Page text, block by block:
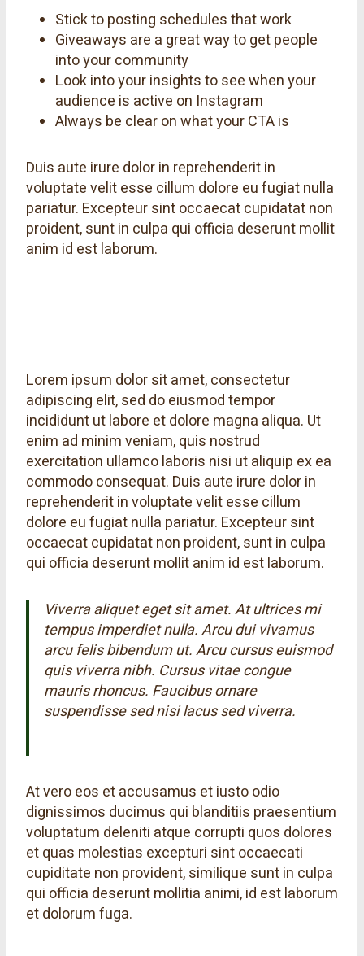
Stick to posting schedules that work
Giveaways are a great way to get people
into your community
Look into your insights to see when your
audience is active on Instagram
Always be clear on what your CTA is
Duis aute irure dolor in reprehenderit in
voluptate velit esse cillum dolore eu fugiat nulla
pariatur. Excepteur sint occaecat cupidatat non
proident, sunt in culpa qui officia deserunt mollit
anim id est laborum.
Lorem ipsum dolor sit amet, consectetur
adipiscing elit, sed do eiusmod tempor
incididunt ut labore et dolore magna aliqua. Ut
enim ad minim veniam, quis nostrud
exercitation ullamco laboris nisi ut aliquip ex ea
commodo consequat. Duis aute irure dolor in
reprehenderit in voluptate velit esse cillum
dolore eu fugiat nulla pariatur. Excepteur sint
occaecat cupidatat non proident, sunt in culpa
qui officia deserunt mollit anim id est laborum.
Viverra aliquet eget sit amet. At ultrices mi
tempus imperdiet nulla. Arcu dui vivamus
arcu felis bibendum ut. Arcu cursus euismod
quis viverra nibh. Cursus vitae congue
mauris rhoncus. Faucibus ornare
suspendisse sed nisi lacus sed viverra.
At vero eos et accusamus et iusto odio
dignissimos ducimus qui blanditiis praesentium
voluptatum deleniti atque corrupti quos dolores
et quas molestias excepturi sint occaecati
cupiditate non provident, similique sunt in culpa
qui officia deserunt mollitia animi, id est laborum
et dolorum fuga.